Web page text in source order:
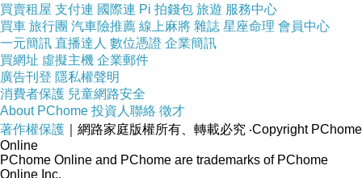
買賣租屋 支付連 國際連 Pi 拍錢包 旅遊 服務中心
買車 旅行團 汽車險推薦 線上麻將 雜誌 星座命理 會員中心
一元簡訊 直播達人 數位憑證 企業簡訊
買網址 虛擬主機 企業郵件
廣告刊登 隱私權聲明
消費者保護 兒童網路安全
About PChome 投資人聯絡 徵才
著作權保護 ｜網路家庭版權所有、轉載必究 ‧Copyright PChome
Online
PChome Online and PChome are trademarks of PChome
Online Inc.